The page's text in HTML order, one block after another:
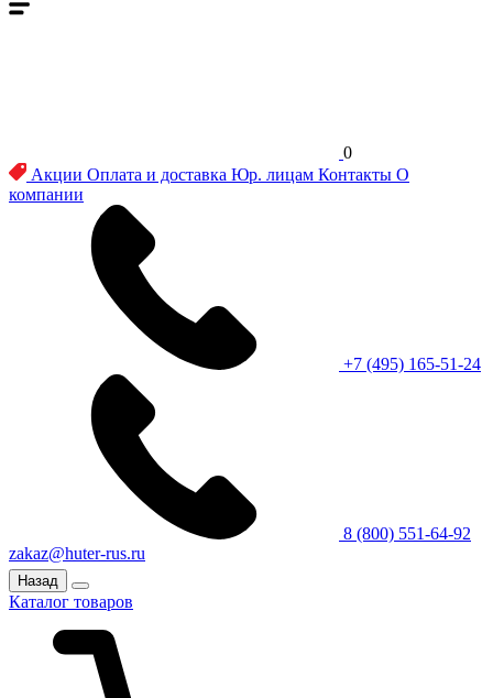
0
Акции Оплата и доставка Юр. лицам Контакты О
компании
+7 (495) 165-51-24
8 (800) 551-64-92
zakaz@huter-rus.ru
Назад
Каталог товаров